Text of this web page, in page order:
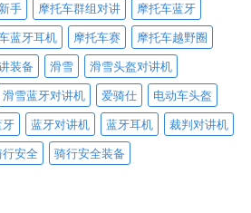
手 摩托车群组对讲
摩托车蓝牙
蓝牙耳机 摩托车赛
摩托车越野圈
装备 滑雪
滑雪头盔对讲机
滑雪蓝牙对讲机 爱骑仕
电动车头盔
牙 蓝牙对讲机 蓝牙耳机
裁判对讲机
行安全 骑行安全装备